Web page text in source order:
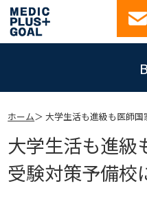
ホーム 大学生活も進級も医師国
大学生活も進級
受験対策予備校